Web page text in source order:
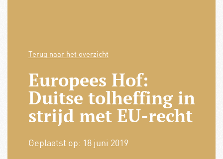
Terug naar het overzicht
Europees Hof:
Duitse tolheffing in
strijd met EU-recht
Geplaatst op: 18 juni 2019